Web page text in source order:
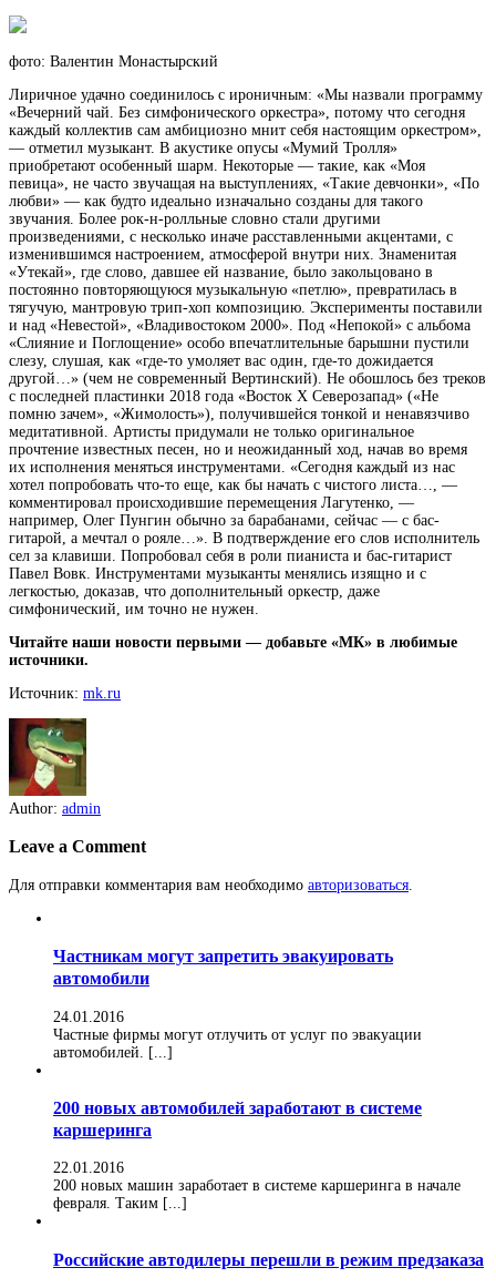
фото: Валентин Монастырский
Лиричное удачно соединилось с ироничным: «Мы назвали программу
«Вечерний чай. Без симфонического оркестра», потому что сегодня
каждый коллектив сам амбициозно мнит себя настоящим оркестром»,
— отметил музыкант. В акустике опусы «Мумий Тролля»
приобретают особенный шарм. Некоторые — такие, как «Моя
певица», не часто звучащая на выступлениях, «Такие девчонки», «По
любви» — как будто идеально изначально созданы для такого
звучания. Более рок-н-ролльные словно стали другими
произведениями, с несколько иначе расставленными акцентами, с
изменившимся настроением, атмосферой внутри них. Знаменитая
«Утекай», где слово, давшее ей название, было закольцовано в
постоянно повторяющуюся музыкальную «петлю», превратилась в
тягучую, мантровую трип-хоп композицию. Эксперименты поставили
и над «Невестой», «Владивостоком 2000». Под «Непокой» с альбома
«Слияние и Поглощение» особо впечатлительные барышни пустили
слезу, слушая, как «где-то умоляет вас один, где-то дожидается
другой…» (чем не современный Вертинский). Не обошлось без треков
с последней пластинки 2018 года «Восток X Северозапад» («Не
помню зачем», «Жимолость»), получившейся тонкой и ненавязчиво
медитативной. Артисты придумали не только оригинальное
прочтение известных песен, но и неожиданный ход, начав во время
их исполнения меняться инструментами. «Сегодня каждый из нас
хотел попробовать что-то еще, как бы начать с чистого листа…, —
комментировал происходившие перемещения Лагутенко, —
например, Олег Пунгин обычно за барабанами, сейчас — с бас-
гитарой, а мечтал о рояле…». В подтверждение его слов исполнитель
сел за клавиши. Попробовал себя в роли пианиста и бас-гитарист
Павел Вовк. Инструментами музыканты менялись изящно и с
легкостью, доказав, что дополнительный оркестр, даже
симфонический, им точно не нужен.
Читайте наши новости первыми — добавьте «МК» в любимые
источники.
Источник: mk.ru
Author: admin
Leave a Comment
Для отправки комментария вам необходимо авторизоваться
Частникам могут запретить эвакуировать
автомобили
24.01.2016
Частные фирмы могут отлучить от услуг по эвакуации
автомобилей. [...]
200 новых автомобилей заработают в системе
каршеринга
22.01.2016
200 новых машин заработает в системе каршеринга в начале
февраля. Таким [...]
Российские автодилеры перешли в режим предзаказа